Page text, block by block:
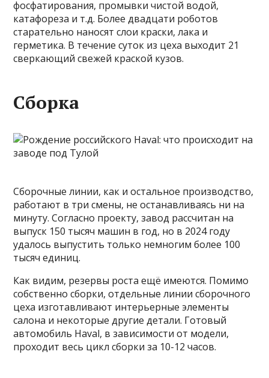
фосфатирования, промывки чистой водой,
катафореза и т.д. Более двадцати роботов
старательно наносят слои краски, лака и
герметика. В течение суток из цеха выходит 21
сверкающий свежей краской кузов.
Сборка
Сборочные линии, как и остальное производство,
работают в три смены, не останавливаясь ни на
минуту. Согласно проекту, завод рассчитан на
выпуск 150 тысяч машин в год, но в 2024 году
удалось выпустить только немногим более 100
тысяч единиц.
Как видим, резервы роста ещё имеются. Помимо
собственно сборки, отдельные линии сборочного
цеха изготавливают интерьерные элементы
салона и некоторые другие детали. Готовый
автомобиль Haval, в зависимости от модели,
проходит весь цикл сборки за 10-12 часов.